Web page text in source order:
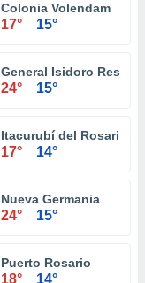
Colonia Volendam
17° 15°
General Isidoro
24° 15°
Itacurubí del Rosario
17° 14°
Nueva Germania
24° 15°
Puerto Rosario
18° 14°